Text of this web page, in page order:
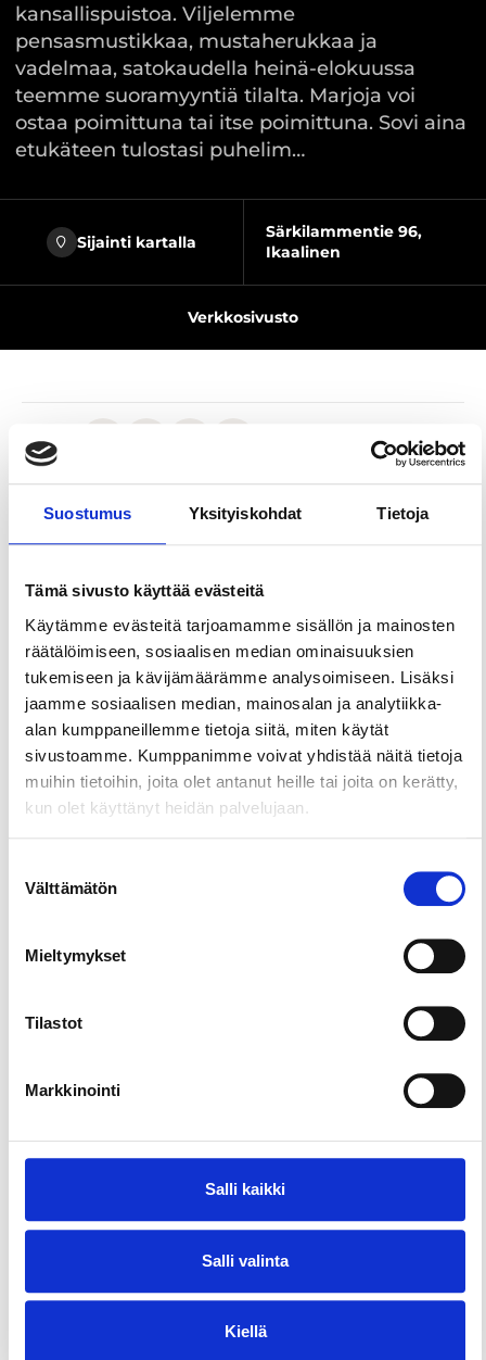
Suostumus Yksityiskohdat Tietoja
Tämä sivusto käyttää evästeitä
Käytämme evästeitä tarjoamamme sisällön ja mainosten
räätälöimiseen, sosiaalisen median ominaisuuksien
tukemiseen ja kävijämäärämme analysoimiseen. Lisäksi
jaamme sosiaalisen median, mainosalan ja analytiikka-
alan kumppaneillemme tietoja siitä, miten käytät
sivustoamme. Kumppanimme voivat yhdistää näitä tietoja
muihin tietoihin, joita olet antanut heille tai joita on kerätty,
kun olet käyttänyt heidän palvelujaan.
valinta
Välttämätön
Mieltymykset
Tilastot
Markkinointi
Salli kaikki
Salli valinta
Kiellä
kansallispuistoa. Viljelemme
pensasmustikkaa, mustaherukkaa ja
vadelmaa, satokaudella heinä-elokuussa
teemme suoramyyntiä tilalta. Marjoja voi
ostaa poimittuna tai itse poimittuna. Sovi aina
etukäteen tulostasi puhelim…
Sijainti kartalla
Särkilammentie 96,
Ikaalinen
Verkkosivusto
Jaa sivu
Marjatila sijaitsee luonnonkauniilla paikalla järven
rannalla lähellä Seitsemisen kansallispuistoa.
vadelmaa, satokaudella heinä-elokuussa teemme
suoramyyntiä tilalta. Marjoja voi ostaa poimittuna
tai itse poimittuna. Sovi aina etukäteen tulostasi
puhelimitse. Tarjoamme myös majoitustilaa
vuokralle.